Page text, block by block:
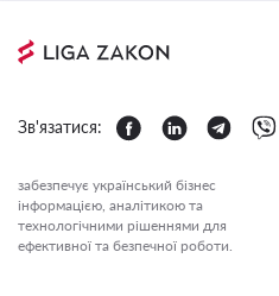
Зв'язатися:
забезпечує український бізнес
інформацією, аналітикою та
технологічними рішеннями для
ефективної та безпечної роботи.